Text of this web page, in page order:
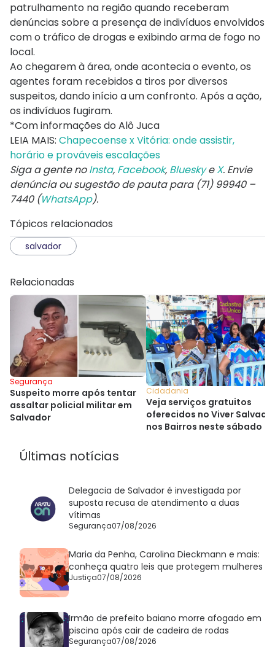
patrulhamento na região quando receberam
denúncias sobre a presença de indivíduos envolvidos
com o tráfico de drogas e exibindo arma de fogo no
local.
Ao chegarem à área, onde acontecia o evento, os
agentes foram recebidos a tiros por diversos
suspeitos, dando início a um confronto. Após a ação,
os indivíduos fugiram.
*Com informações do Alô Juca
LEIA MAIS: Chapecoense x Vitória: onde assistir,
horário e prováveis escalações
Siga a gente noInsta, Facebook, BlueskyeX. Envie
denúncia ou sugestão de pauta para (71) 99940 –
7440 (WhatsApp).
Tópicos relacionados
salvador
Relacionadas
Segurança
Suspeito morre após tentar
assaltar policial militar em
Salvador
Cidadania
Veja serviços gratuitos
oferecidos no Viver
nos Bairros neste sábado
Últimas notícias
Delegacia de Salvador é investigada por
suposta recusa de atendimento a duas
vítimas
Segurança07/08/2026
Maria da Penha, Carolina Dieckmann e mais:
conheça quatro leis que protegem mulheres
Justiça07/08/2026
Irmão de prefeito baiano morre afogado em
piscina após cair de cadeira de rodas
Segurança07/08/2026